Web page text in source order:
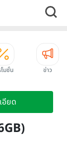
มชั่น ข่าว
อียด